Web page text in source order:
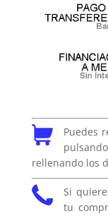
Puedes
rellenando los
Si
tu